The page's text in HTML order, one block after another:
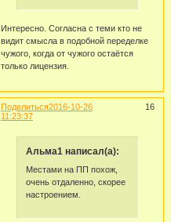
Интересно. Согласна с теми кто не
видит смысла в подобной переделке
чужого, когда от чужого остаётся
только лицензия.
Поделиться 16
2016-10-26
11:23:37
Альма1 написал(а):
Местами на ПП похож,
очень отдаленно, скорее
настроением.